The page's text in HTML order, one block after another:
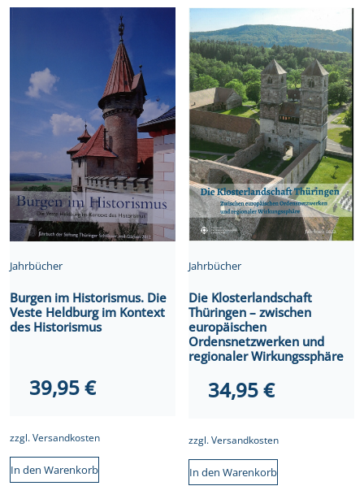
Jahrbücher
Burgen im Historismus. Die
Veste Heldburg im Kontext
des Historismus
39,95€
zzgl.Versandkosten
In den Warenkorb
Jahrbücher
Die Klosterlandschaft
Thüringen – zwischen
europäischen
Ordensnetzwerken und
regionaler Wirkungssphäre
34,95€
zzgl.Versandkosten
In den Warenkorb